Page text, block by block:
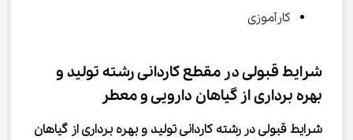
کارآموزی
شرایط قبولی در مقطع ﻛﺎردانی رشته ﺗﻮلید و
ﺑﻬﺮه ﺑﺮداری از گیاﻫﺎن دارویی و ﻣﻌﻄﺮ
شرایط قبولی در رشته ﻛﺎردانی ﺗﻮلید و ﺑﻬﺮه ﺑﺮداری از گیاﻫﺎن